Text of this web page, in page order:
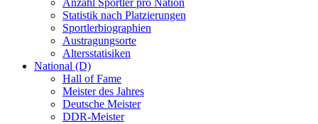
Anzahl Sportler pro Nation
Statistik nach Platzierungen
Sportlerbiographien
Austragungsorte
Altersstatisiken
National (D)
Hall of Fame
Meister des Jahres
Deutsche Meister
DDR-Meister